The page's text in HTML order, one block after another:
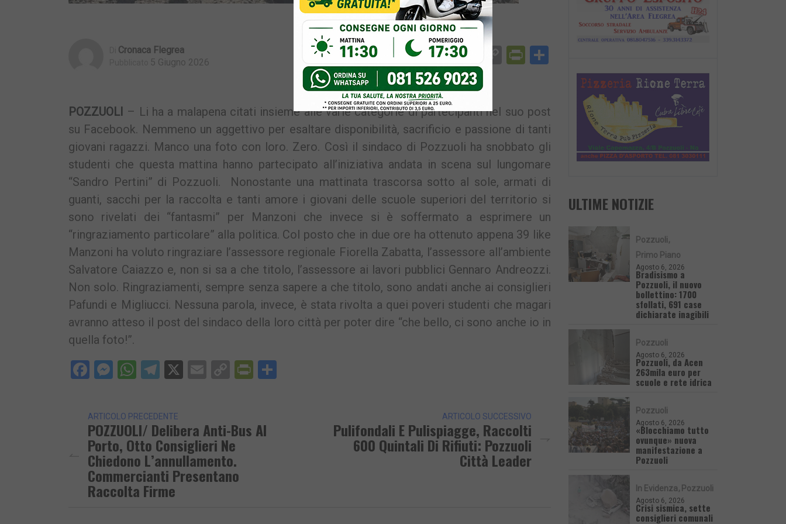
Cronaca Flegrea
5 Giugno 2026 Facebook
Messenger
WhatsApp
Telegram
X EmailCopyPrintFriendly
POZZUOLI – Li ha a malapena citati insieme alle varie categorie di partecipanti nel suo post
su Facebook. Nemmeno un aggettivo per esaltare disponibilità, sacrificio e passione di tanti
giovani ragazzi. Manco una foto con loro. Zero. Così il sindaco di Pozzuoli ha snobbato gli
studenti che questa mattina hanno partecipato all’iniziativa andata in scena sul lungomare
“Sandro Pertini” di Pozzuoli. Nonostante una mattinata trascorsa sotto al sole, armati di
guanti, sacchi per la raccolta e tanti amore i giovani delle scuole superiori del territorio si
sono rivelati dei “fantasmi” per Manzoni che invece si è soffermato a esprimere un
“ringraziamento particolare” alla politica. Col posto che in due ore ha ottenuto appena 39 like
Manzoni ha voluto ringraziare l’assessore regionale Fiorella Zabatta, l’assessore all’ambiente
Salvatore Caiazzo e, non si sa a che titolo, l’assessore ai lavori pubblici Gennaro Andreozzi.
Non solo. Ringraziamenti, sempre senza sapere a che titolo, sono andati anche ai consiglieri
Pafundi e Migliucci. Nessuna parola, invece, è stata rivolta a quei poveri studenti che magari
avranno atteso il post del sindaco della loro città per poter dire “che bello, ci sono anche io in
quella foto!”.
Facebook
Messenger
WhatsApp
Telegram
X EmailCopyPrintFriendly
ARTICOLO PRECEDENTE
POZZUOLI/ Delibera Anti-Bus Al
Porto, Otto Consiglieri Ne
Chiedono L’annullamento.
Commercianti Presentano
Raccolta Firme
ARTICOLO SUCCESSIVO
Pulifondali E Pulispiagge, Raccolti
600 Quintali Di Rifiuti: Pozzuoli
Città Leader
ULTIME NOTIZIE
Pozzuoli
Primo Piano
Agosto 6, 2026
Bradisismo a
Pozzuoli, il nuovo
bollettino: 1700
sfollati, 691 case
dichiarate inagibili
Pozzuoli
Agosto 6, 2026
Pozzuoli, da Acen
263mila euro per
scuole e rete idrica
Pozzuoli
Agosto 6, 2026
«Blocchiamo tutto
ovunque» nuova
manifestazione a
Pozzuoli
In Evidenza Pozzuoli
Agosto 6, 2026
Crisi sismica, sette
consiglieri comunali